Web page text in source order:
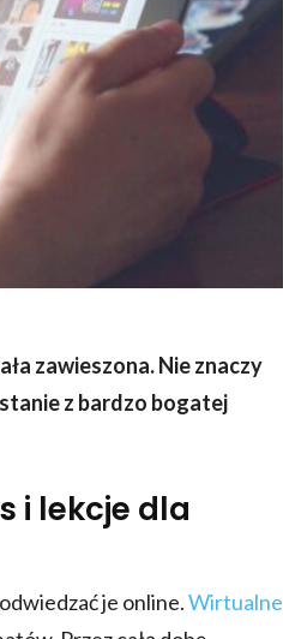
zawieszona. Nie znaczy
z bardzo bogatej
i lekcje dla
je online.Wirtualne